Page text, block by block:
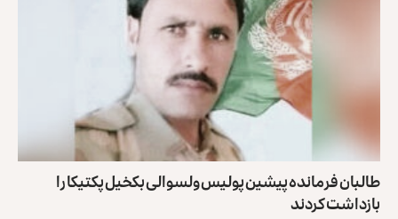
طالبان فرمانده پیشین پولیس ولسوالی بکخیل پکتیکا را
بازداشت کردند